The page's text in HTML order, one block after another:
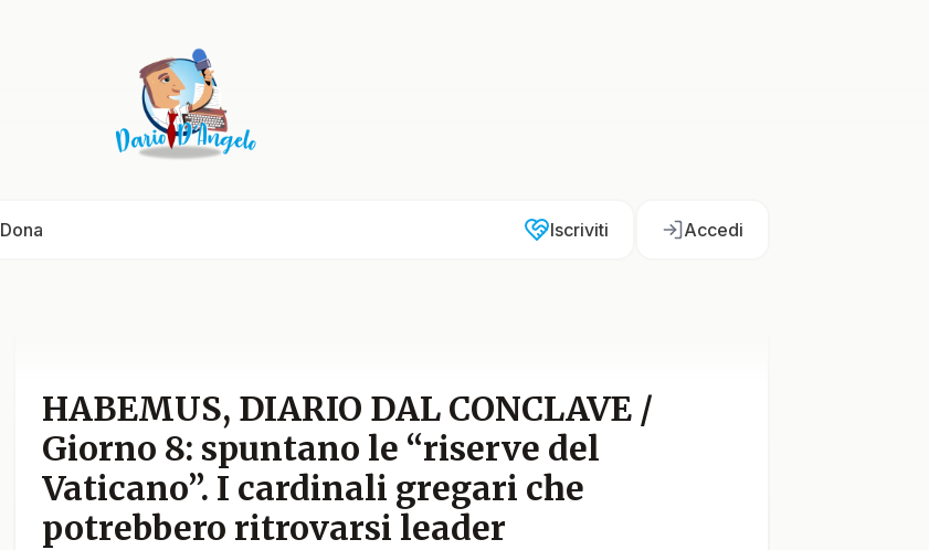
Dona Iscriviti Accedi
HABEMUS, DIARIO DAL CONCLAVE /
Giorno 8: spuntano le “riserve del
Vaticano”. I cardinali gregari che
potrebbero ritrovarsi leader